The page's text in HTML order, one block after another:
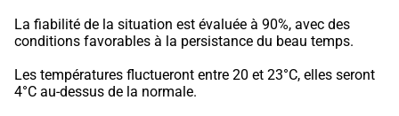
La fiabilité de la situation est évaluée à 90%, avec des
conditions favorables à la persistance du beau temps.
Les températures fluctueront entre 20 et 23°C, elles seront
4°C au-dessus de la normale.